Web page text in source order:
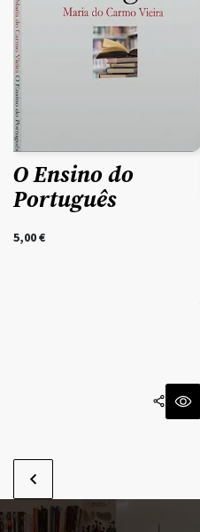
O Ensino do
Português
5,00€